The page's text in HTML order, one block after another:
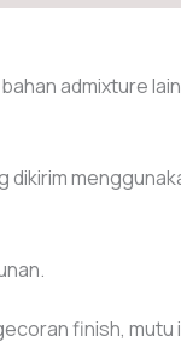
admixture
finish, mutu